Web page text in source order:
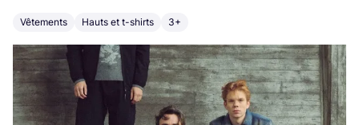
Vêtements Hauts et t-shirts 3+